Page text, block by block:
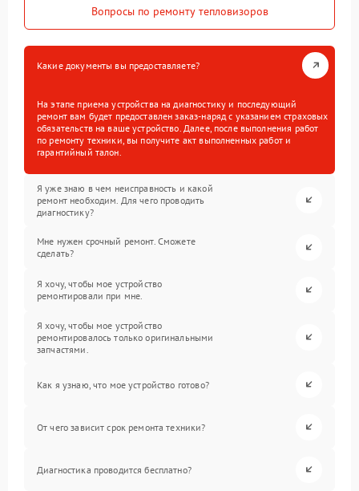
Вопросы по ремонту тепловизоров
Какие документы вы предоставляете?
На этапе приема устройства на диагностику и последующий
ремонт вам будет предоставлен заказ-наряд с указанием страховых
обязательств на ваше устройство. Далее, после выполнения работ
по ремонту техники, вы получите акт выполненных работ и
гарантийный талон.
Я уже знаю в чем неисправность и какой
ремонт необходим. Для чего проводить
диагностику?
Мне нужен срочный ремонт. Сможете
сделать?
Я хочу, чтобы мое устройство
ремонтировали при мне.
Я хочу, чтобы мое устройство
ремонтировалось только оригинальными
запчастями.
Как я узнаю, что мое устройство готово?
От чего зависит срок ремонта техники?
Диагностика проводится бесплатно?